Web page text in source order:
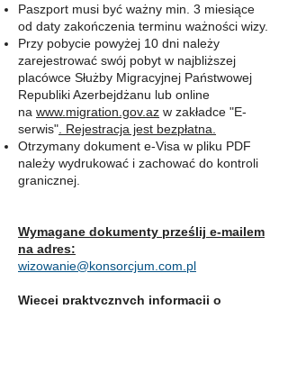
Paszport musi być ważny min. 3 miesiące
od daty zakończenia terminu ważności wizy.
Przy pobycie powyżej 10 dni należy
zarejestrować swój pobyt w najbliższej
placówce Służby Migracyjnej Państwowej
Republiki Azerbejdżanu lub online
na www.migration.gov.az w zakładce "E-
serwis" . Rejestracja jest bezpłatna.
Otrzymany dokument e-Visa w pliku PDF
należy wydrukować i zachować do kontroli
granicznej.
Wymagane dokumenty prześlij e-mailem
na adres:
wizowanie@konsorcjum.com.pl
Więcej praktycznych informacji o